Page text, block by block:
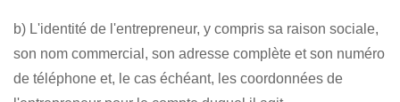
b) L'identité de l'entrepreneur, y compris sa raison sociale,
son nom commercial, son adresse complète et son numéro
de téléphone et, le cas échéant, les coordonnées de